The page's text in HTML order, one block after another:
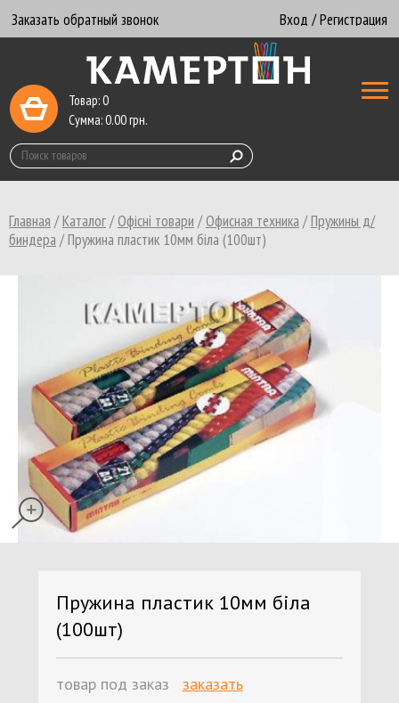
Заказать обратный звонок Вход / Регистрация
Товар:0
Сумма:0.00грн.
Главная /Каталог/Офісні товари /Офисная техника /Пружины д/
биндера /Пружина пластик 10мм біла (100шт)
Пружина пластик 10мм біла
(100шт)
товар под заказ заказать